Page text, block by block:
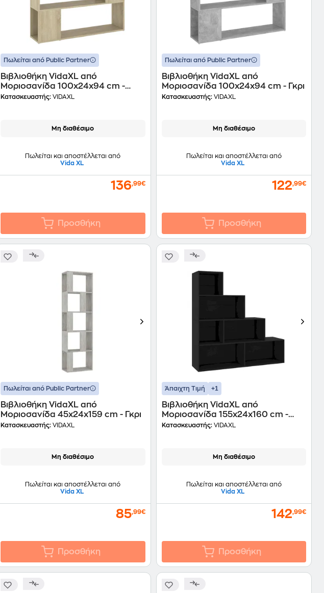
Πωλείται από Public Partner
Βιβλιοθήκη VidaXL από
Μοριοσανίδα 100x24x94 cm -
Δρυς/ Μπεζ
Κατασκευαστής: VIDAXL
Μη διαθέσιμο
Πωλείται και αποστέλλεται από
Vida XL
136,99€
Προσθήκη
Πωλείται από Public Partner
Βιβλιοθήκη VidaXL από
Μοριοσανίδα 100x24x94 cm - Γκρι
Κατασκευαστής:VIDAXL
Μη διαθέσιμο
Πωλείται και αποστέλλεται από
Vida XL
122,99€
Προσθήκη
Πωλείται από Public Partner
Βιβλιοθήκη VidaXL από
Μοριοσανίδα 45x24x159 cm - Γκρι
Κατασκευαστής: VIDAXL
Μη διαθέσιμο
Πωλείται και αποστέλλεται από
Vida XL
85,99€
Προσθήκη
Άπαιχτη Τιμή +1
Βιβλιοθήκη VidaXL από
Μοριοσανίδα 155x24x160 cm -
Μαύρο
Κατασκευαστής:VIDAXL
Μη διαθέσιμο
Πωλείται και αποστέλλεται από
Vida XL
142,99€
Προσθήκη